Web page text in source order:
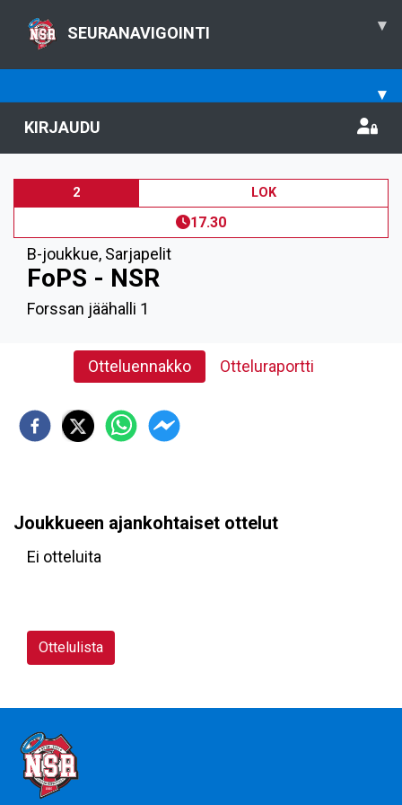
SEURANAVIGOINTI ▾
▾
KIRJAUDU
2 LOK
17.30
B-joukkue, Sarjapelit
FoPS - NSR
Forssan jäähalli 1
Otteluennakko Otteluraportti
Joukkueen ajankohtaiset ottelut
Ei otteluita
Ottelulista